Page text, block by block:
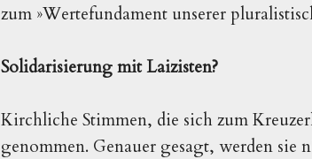
zum »Wertefundament unserer
Solidarisierung mit Laizisten?
Kirchliche Stimmen, die sich zum
genommen. Genauer gesagt, werden